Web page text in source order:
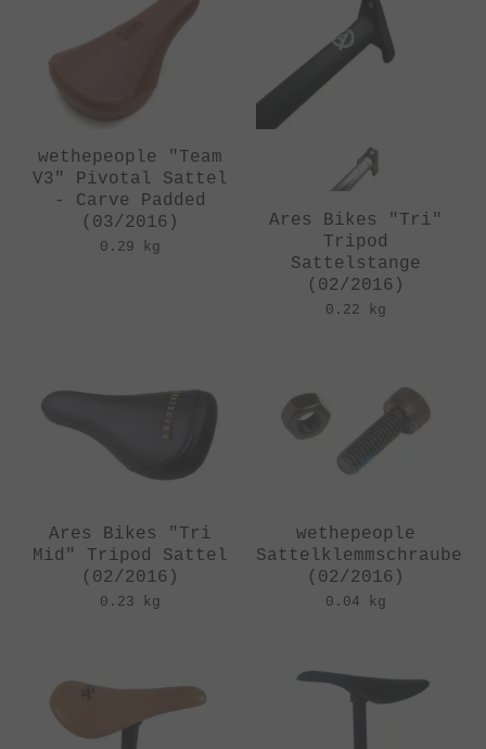
wethepeople "Team
V3" Pivotal Sattel
- Carve Padded
(03/2016)
0.29 kg
Ares Bikes "Tri"
Tripod
Sattelstange
(02/2016)
0.22 kg
Ares Bikes "Tri
Mid" Tripod Sattel
(02/2016)
0.23 kg
wethepeople
Sattelklemmschraube
(02/2016)
0.04 kg